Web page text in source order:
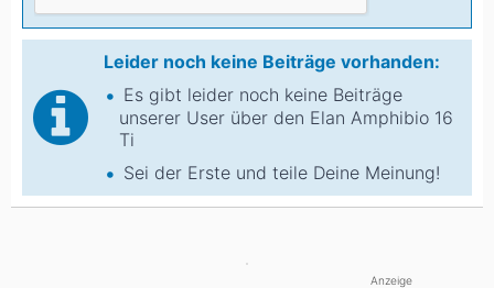
Leider noch keine Beiträge vorhanden:
Es gibt leider noch keine Beiträge
unserer User über den Elan Amphibio 16
Ti
Sei der Erste und teile Deine Meinung!
Anzeige